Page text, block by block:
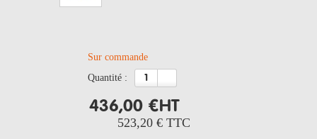
Sur commande
quantité :
436,00 €HT
523,20 € TTC